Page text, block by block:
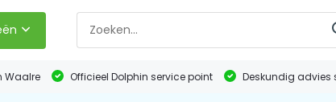
Waalre Officieel Dolphin service point Deskundig advies